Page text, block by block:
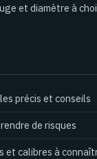
et diamètre à
précis et conseils
de risques
et calibres à